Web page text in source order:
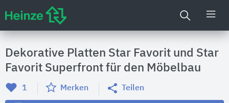
Dekorative Platten Star Favorit und Star
Favorit Superfront für den Möbelbau
1 Merken Teilen